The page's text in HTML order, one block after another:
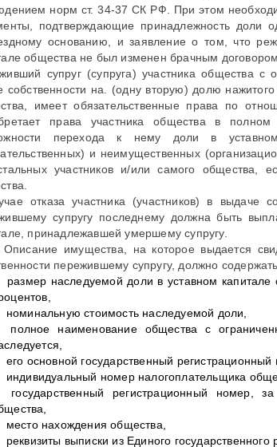
норм ст. 34-37 СК РФ. При этом
подтверждающие принадлежность доли
основанию, и заявление о том, что
общества не был изменен брачным договором.
супруг (супруга) участника общества с
собственности на. (одну вторую) долю
имеет обязательственные права по
права участника общества в
перехода к нему доли в
и неимущественных
участников и/или самого общества,
отказа участника (участников) в выдаче
супругу последнему должна быть
принадлежавшей умершему супругу.
имущества, на которое выдается
пережившему супругу, должно
размер наследуемой доли в уставном
номинальную стоимость наследуемой доли,
полное наименование общества с
его основной государственный регистрационный
индивидуальный номер налогоплательщика
государственный регистрационный номер,
место нахождения общества,
реквизиты выписки из Единого